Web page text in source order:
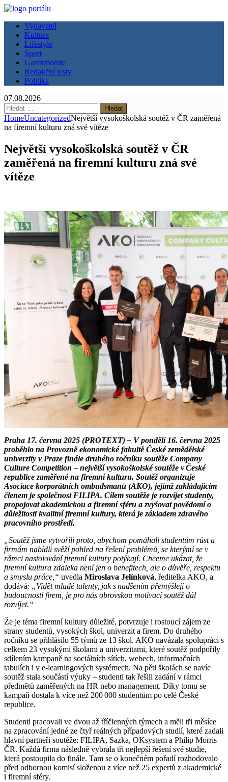
Vydavatel
Kultura
Lifestyle
Sport
Gastronomie
Redakční testy
Politika
07.08.2026
Vyhledávání
HomeUncategorizedNejvětší vysokoškolská soutěž v ČR zaměřená
na firemní kulturu zná své vítěze
Největší vysokoškolská soutěž v ČR
zaměřená na firemní kulturu zná své
vítěze
Praha 17. června 2025 (PROTEXT) – V pondělí 16. června 2025
proběhlo na Provozně ekonomické fakultě České zemědělské
univerzity v Praze finále druhého ročníku soutěže Company
Culture Competition – největší vysokoškolské soutěže v České
republice zaměřené na firemní kulturu. Soutěž organizuje
Asociace korporátních ombudsmanů (AKO), jejímž zakládajícím
členem je společnost FILIPA. Cílem soutěže je rozvíjet studenty,
propojovat akademickou a firemní sféru a zvyšovat povědomí o
důležitosti kvalitní firemní kultury, která je základem zdravého
pracovního prostředí.
„Soutěž jsme vytvořili proto, abychom pomáhali studentům růst a
firmám nabídli svěží pohled na řešení problémů, se kterými se v
rámci nastolování firemní kultury potýkají. Chceme ukázat, že
firemní kultura zdaleka není jen o benefitech, ale o důvěře, respektu
a smyslu práce,“ uvedla Miroslava Jelínková, ředitelka AKO, a
dodává: „Vidět mladé talenty, jak s nadšením přemýšlejí o
budoucnosti firem, je pro nás obrovskou motivací soutěž dál
rozvíjet.“
Že je téma firemní kultury důležité, potvrzuje i rostoucí zájem ze
strany studentů, vysokých škol, univerzit a firem. Do druhého
ročníku se přihlásilo 55 týmů ze 13 škol. AKO navázala spolupráci s
celkem 23 vysokými školami a univerzitami, které soutěž podpořily
sdílením kampaně na sociálních sítích, webech, informačních
tabulích i v e-learningových systémech. Na pěti školách se navíc
soutěž stala součástí výuky – studenti tak řešili zadání v rámci
předmětů zaměřených na HR nebo management. Díky tomu se
kampaň dostala k více než 200 000 studentům po celé České
republice.
Studenti pracovali ve dvou až tříčlenných týmech a měli tři měsíce
na zpracování jedné ze čtyř reálných případových studií, které zadali
hlavní partneři soutěže: FILIPA, Sazka, OKsystem a Philip Morris
ČR. Každá firma následně vybrala tři nejlepší řešení své studie,
která postoupila do finále. Tam se o konečném pořadí rozhodovalo
před odbornou komisí složenou z více než 25 expertů z akademické
i firemní sféry.